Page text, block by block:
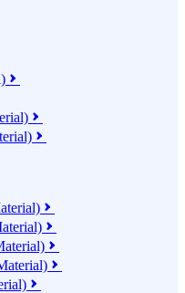







